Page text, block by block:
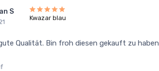
S
Kwazar blau
Qualität. Bin froh diesen gekauft zu haben